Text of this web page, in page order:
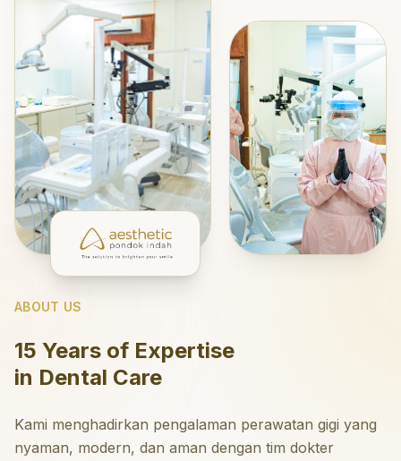
ABOUT US
15 Years of Expertise
in Dental Care
Kami menghadirkan pengalaman perawatan gigi yang
nyaman, modern, dan aman dengan tim dokter